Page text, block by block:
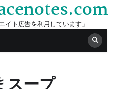
イト広告を利用しています」